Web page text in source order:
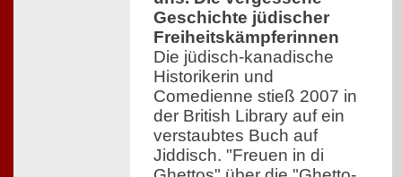
Geschichte jüdischer
Freiheitskämpferinnen
Die jüdisch-kanadische
Historikerin und
Comedienne stieß 2007 in
der British Library auf ein
verstaubtes Buch auf
Jiddisch. "Freuen in di